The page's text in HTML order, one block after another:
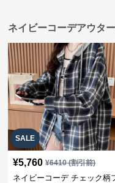
ネイビーコーデアウタ
SALE
¥5,760 ¥6410(割引前)
ネイビーコーデ チェック柄